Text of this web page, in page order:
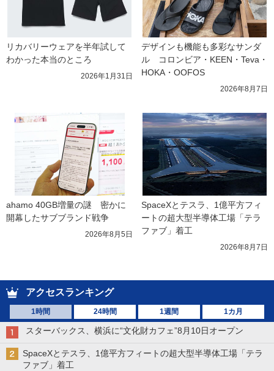
リカバリーウェアを半年試して
わかった本当のところ
2026年1月31日
デザインも機能も多彩なサンダ
ル　コロンビア・KEEN・Teva・
HOKA・OOFOS
2026年8月7日
ahamo 40GB増量の謎　密かに
開幕したサブブランド戦争
2026年8月5日
SpaceXとテスラ、1億平方フィ
ートの超大型半導体工場「テラ
ファブ」着工
2026年8月7日
アクセスランキング
1時間 24時間 1週間 1カ月
スターバックス、横浜に“文化財カフェ”8月10日オープン
SpaceXとテスラ、1億平方フィートの超大型半導体工場「テラ
ファブ」着工